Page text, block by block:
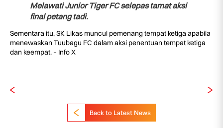
Melawati Junior Tiger FC selepas tamat aksi
final petang tadi.
Sementara itu, SK Likas muncul pemenang tempat ketiga apabila
menewaskan Tuubagu FC dalam aksi penentuan tempat ketiga
dan keempat. – Info X
Back to Latest News